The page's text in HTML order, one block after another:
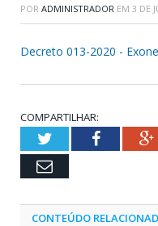
POR ADMINISTRADOR EM 3 DE
Decreto 013-2020 -
COMPARTILHAR:
TwitterFacebook
Email
CONTEÚDO